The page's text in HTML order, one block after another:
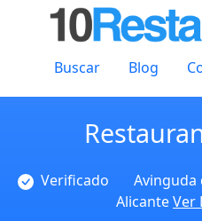
Buscar Blog
Verificado
Avinguda
AlicanteVer